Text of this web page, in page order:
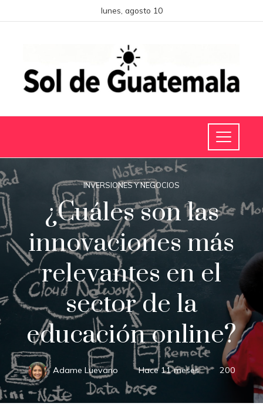
lunes, agosto 10
INVERSIONES Y NEGOCIOS
¿Cuáles son las
innovaciones más
relevantes en el
sector de la
educación online?
Adame Luevano Hace 11 meses 200